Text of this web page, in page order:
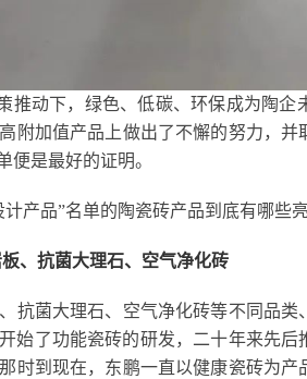
推动下，绿色、低碳、环保成为陶
附加值产品上做出了不懈的努力，
便是最好的证明。
产品”名单的陶瓷砖产品到底有哪些
、抗菌大理石、空气净化砖
抗菌大理石、空气净化砖等不同品
始了功能瓷砖的研发，二十年来先
时到现在，东鹏一直以健康瓷砖为